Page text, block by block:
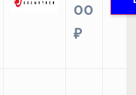
00
₽